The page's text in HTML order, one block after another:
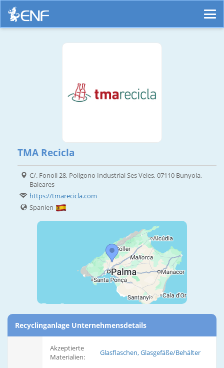
TMA Recicla
C/. Fonoll 28, Polígono Industrial Ses Veles, 07110 Bunyola,
Baleares
https://tmarecicla.com
Spanien
Recyclinganlage Unternehmensdetails
Akzeptierte
Materialien:
Glasflaschen, Glasgefäße/Behälter